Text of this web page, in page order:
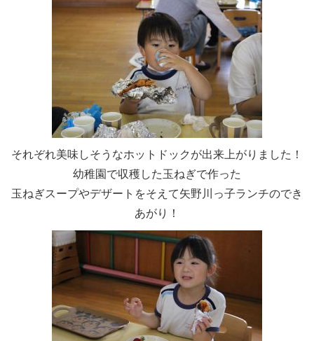
それぞれ美味しそうなホットドックが出来上がりました！
幼稚園で収穫した玉ねぎで作った
玉ねぎスープやデザートをそえて矢野川っ子ランチのでき
あがり！